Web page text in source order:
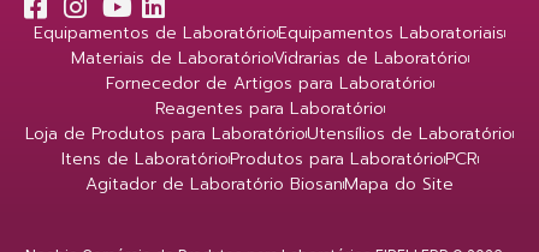
Equipamentos de LaboratórioEquipamentos Laboratoriais
Materiais de LaboratórioVidrarias de Laboratório
Fornecedor de Artigos para Laboratório
Reagentes para Laboratório
Loja de Produtos para LaboratórioUtensílios de Laboratório
Itens de LaboratórioProdutos para LaboratórioPCR
Agitador de Laboratório BiosanMapa do Site